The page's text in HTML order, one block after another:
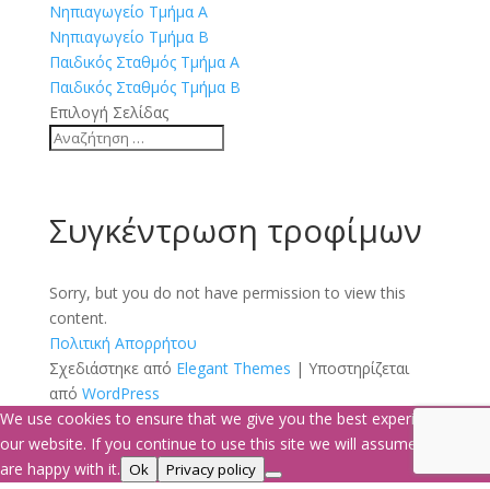
Νηπιαγωγείο Τμήμα Α
Νηπιαγωγείο Τμήμα Β
Παιδικός Σταθμός Τμήμα Α
Παιδικός Σταθμός Τμήμα Β
Επιλογή Σελίδας
Συγκέντρωση τροφίμων
Sorry, but you do not have permission to view this
content.
Πολιτική Απορρήτου
Σχεδιάστηκε από Elegant Themes | Υποστηρίζεται
από WordPress
We use cookies to ensure that we give you the best experience on
our website. If you continue to use this site we will assume that you
are happy with it. Ok Privacy policy